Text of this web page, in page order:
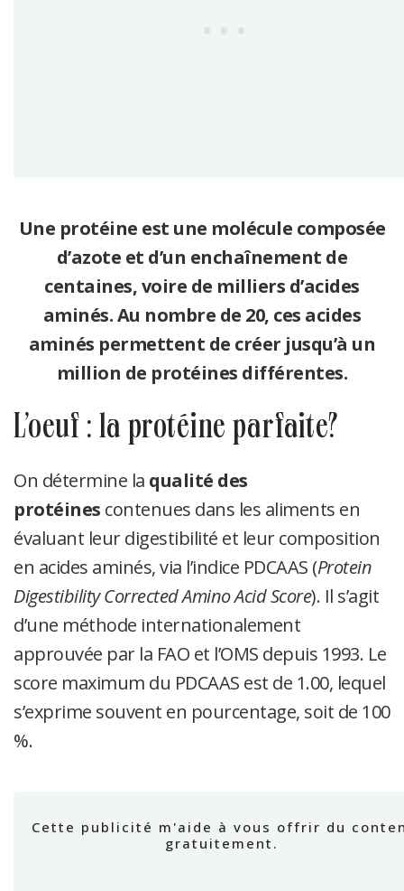
Une protéine est une molécule composée
d’azote et d’un enchaînement de
centaines, voire de milliers d’acides
aminés. Au nombre de 20, ces acides
aminés permettent de créer jusqu’à un
million de protéines différentes.
l’oeuf : la protéine parfaite?
On détermine la qualité des
protéines contenues dans les aliments en
évaluant leur digestibilité et leur composition
en acides aminés, via l’indice PDCAAS (Protein
Digestibility Corrected Amino Acid Score). Il s’agit
d’une méthode internationalement
approuvée par la FAO et l’OMS depuis 1993. Le
score maximum du PDCAAS est de 1.00, lequel
s’exprime souvent en pourcentage, soit de 100
%.